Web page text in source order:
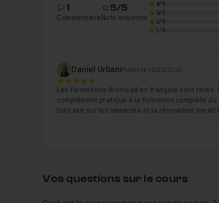
Chapitre 6 : Détails intérieurs
Chapitre 8 : La toiture 26m34
1
Commentaire
5/5
Note moyenne
4/5
3/5
2/5
1/5
Daniel Urbani Publié le 12/02/2025
5
Les formations Archicad en français sont
complément pratique à la formation complète
tuto axé sur les variantes et la rénovation serait
Vos questions sur le cours